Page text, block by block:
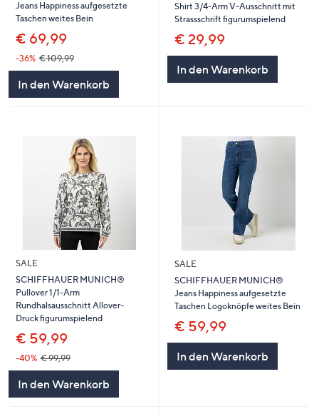
Jeans Happiness aufgesetzte
Taschen weites Bein
€ 69,99
-36% € 109,99
In den Warenkorb
Shirt 3/4-Arm V-Ausschnitt mit
Strassschrift figurumspielend
€ 29,99
In den Warenkorb
SALE
SCHIFFHAUER MUNICH®
Pullover 1/1-Arm
Rundhalsausschnitt Allover-
Druck figurumspielend
€ 59,99
-40% € 99,99
In den Warenkorb
SALE
SCHIFFHAUER MUNICH®
Jeans Happiness aufgesetzte
Taschen Logoknöpfe weites Bein
€ 59,99
In den Warenkorb